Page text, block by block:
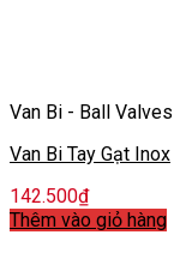
Van Bi - Ball Valves
Van Bi Tay Gạt Inox
142.500₫
Thêm vào giỏ hàng